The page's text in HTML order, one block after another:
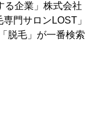
る企業」株式会社
門サロンLOST」
脱毛」が一番検索